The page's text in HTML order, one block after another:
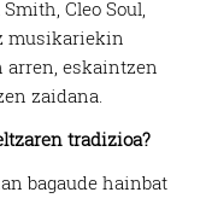
Cleo Soul,
musikariekin
eskaintzen
zaidana.
tradizioa?
bagaude hainbat